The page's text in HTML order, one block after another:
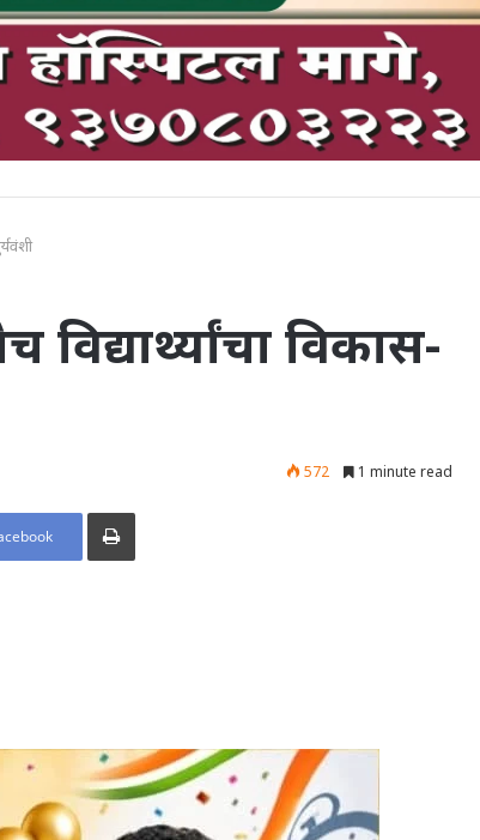
विद्यार्थ्यांचा विकास-
572 1 minute read
Print